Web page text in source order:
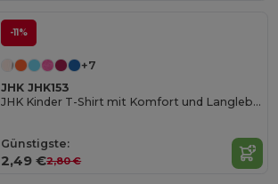
-11%
+7
JHK JHK153
JHK Kinder T-Shirt mit Komfort und Langlebigkeit
Günstigste:
2,49 €2,80 €